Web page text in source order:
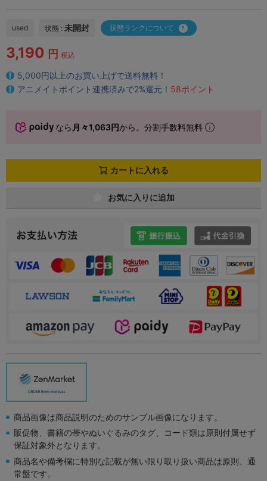
used 状態 : 未開封 状態ランクについて
3,190 円 税込
5,000円以上のお買い上げで送料無料！
アニメイトポイント連携済みで2%還元！ 58ポイント
なら 月々1,063円から。分割手数料無料
カートに入れる
お気に入りに追加
商品画像は商品説明のためのサンプル画像になります。
販促物、書籍の帯やぬいぐるみのタグ、コード類は原則付属せず
保証対象外となります。
商品名や備考欄に特別な記載が無い限り取り扱い商品は原則、通
常盤です。